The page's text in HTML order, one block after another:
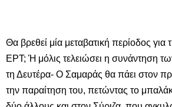
Θα βρεθεί μία μεταβατική περίοδος για
ΕΡΤ; Ή μόλις τελειώσει η συνάντηση
τη Δευτέρα- Ο Σαμαράς θα πάει στον
την παραίτηση του, πετώντας το